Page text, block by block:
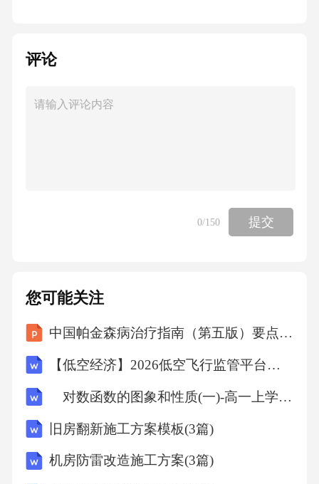
D,大提琴和中提琴于弦乐组。选项B,三角体属
但是在古典音乐时期，交响乐即管弦乐，不包
B、工业生产当中的大量二氧化碳进入到大气层
C、全球植被面积减少
D、人口增多
【答案】：B温室效应主要是由于现代工业过多
评论
0/150 提交
您可能关注
中国帕金森病治疗指南（第五版）要点内容解读课件
【低空经济】2026低空飞行监管平台设计方案
对数函数的图象和性质(一)-高一上学期数学课时作业人教版A版（含解析）
旧房翻新施工方案模板(3篇)
机房防雷改造施工方案(3篇)